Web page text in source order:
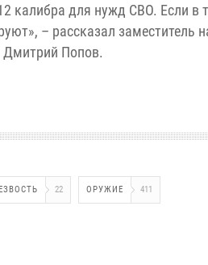
калибра для нужд СВО. Если в
– рассказал
Дмитрий Попов.
22 ОРУЖИЕ 411